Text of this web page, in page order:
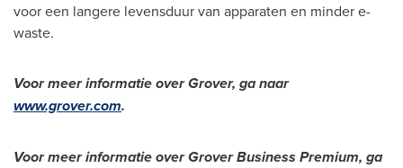
voor een langere levensduur van apparaten en minder e-
waste.
Voor meer informatie over Grover, ga naar
www.grover.com.
Voor meer informatie over Grover Business Premium, ga